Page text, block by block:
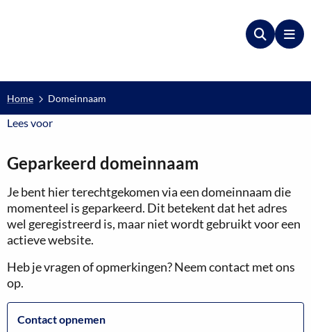
Zoeken
Home Domeinnaam
Lees voorLees voor
Geparkeerd domeinnaam
Je bent hier terechtgekomen via een domeinnaam die
momenteel is geparkeerd. Dit betekent dat het adres
wel geregistreerd is, maar niet wordt gebruikt voor een
actieve website.
Heb je vragen of opmerkingen? Neem contact met ons
op.
Contact opnemen